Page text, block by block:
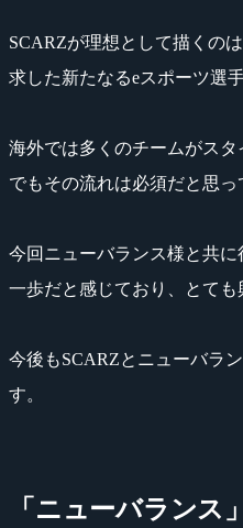
SCARZが理想として描くの
求した新たなるeスポーツ選
海外では多くのチームがス
でもその流れは必須だと思っ
今回ニューバランス様と共
一歩だと感じており、とても
今後もSCARZとニューバラ
す。
「ニューバランス